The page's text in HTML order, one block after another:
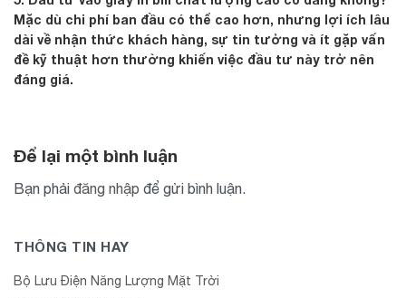
Mặc dù chi phí ban đầu có thể cao hơn, nhưng lợi ích lâu
dài về nhận thức khách hàng, sự tin tưởng và ít gặp vấn
đề kỹ thuật hơn thường khiến việc đầu tư này trở nên
đáng giá.
Để lại một bình luận
Bạn phải đăng nhập để gửi bình luận.
THÔNG TIN HAY
Bộ Lưu Điện Năng Lượng Mặt Trời